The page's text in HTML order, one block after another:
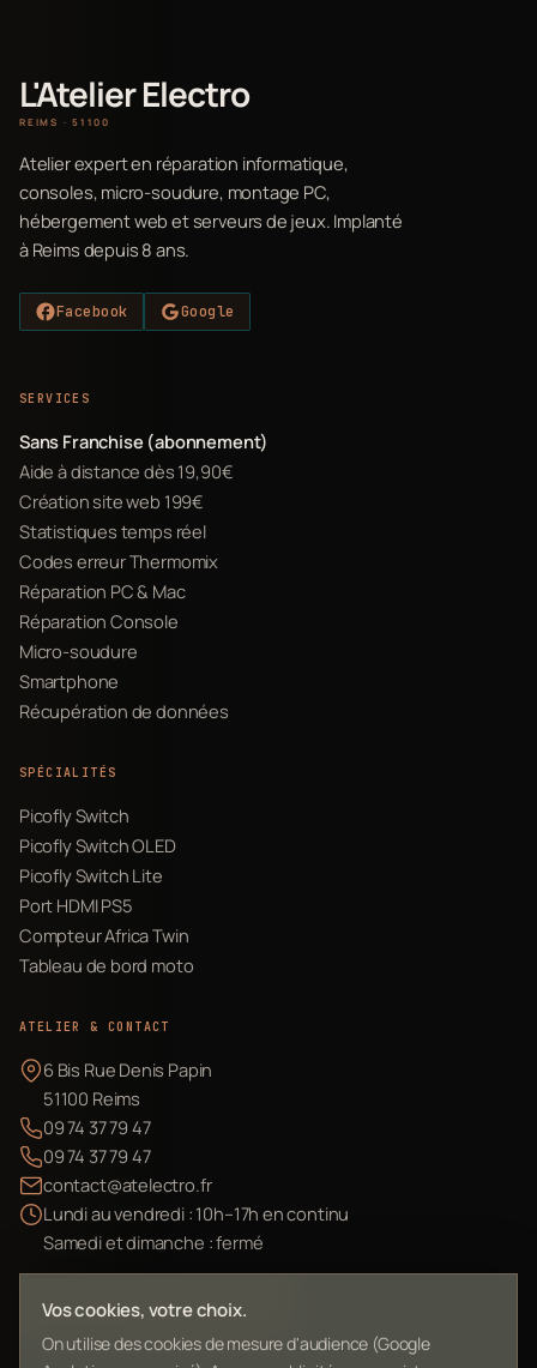
L'Atelier Electro
REIMS · 51100
Atelier expert en réparation informatique,
consoles, micro-soudure, montage PC,
hébergement web et serveurs de jeux. Implanté
à Reims depuis 8 ans.
Facebook Google
SERVICES
Sans Franchise (abonnement)
Aide à distance dès 19,90€
Création site web 199€
Statistiques temps réel
Codes erreur Thermomix
Réparation PC & Mac
Réparation Console
Micro-soudure
Smartphone
Récupération de données
SPÉCIALITÉS
Picofly Switch
Picofly Switch OLED
Picofly Switch Lite
Port HDMI PS5
Compteur Africa Twin
Tableau de bord moto
ATELIER & CONTACT
6 Bis Rue Denis Papin
51100 Reims
09 74 37 79 47
09 74 37 79 47
contact@atelectro.fr
Lundi au vendredi : 10h–17h en continu
Samedi et dimanche : fermé
Envoyer mon matériel
Vos cookies, votre choix.
On utilise des cookies de mesure d'audience (Google